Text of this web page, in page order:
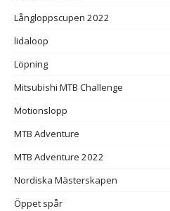
Långloppscupen 2022
lidaloop
Löpning
Mitsubishi MTB Challenge
Motionslopp
MTB Adventure
MTB Adventure 2022
Nordiska Mästerskapen
Öppet spår